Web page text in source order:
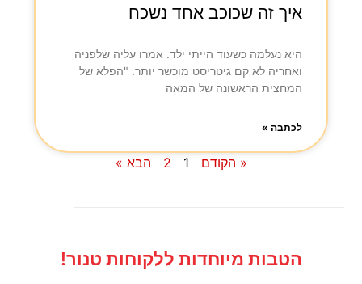
איך זה שכוכב אחד נשכח
היא נעלמה כשעוד הייתי ילד. אמרו עליה שלפניה
ואחריה לא קם גיטריסט מוכשר יותר. "הפלא של
המחצית הראשונה של המאה
לכתבה »
« הקודם 1
2 הבא »
הטבות מיוחדות ללקוחות טנור!